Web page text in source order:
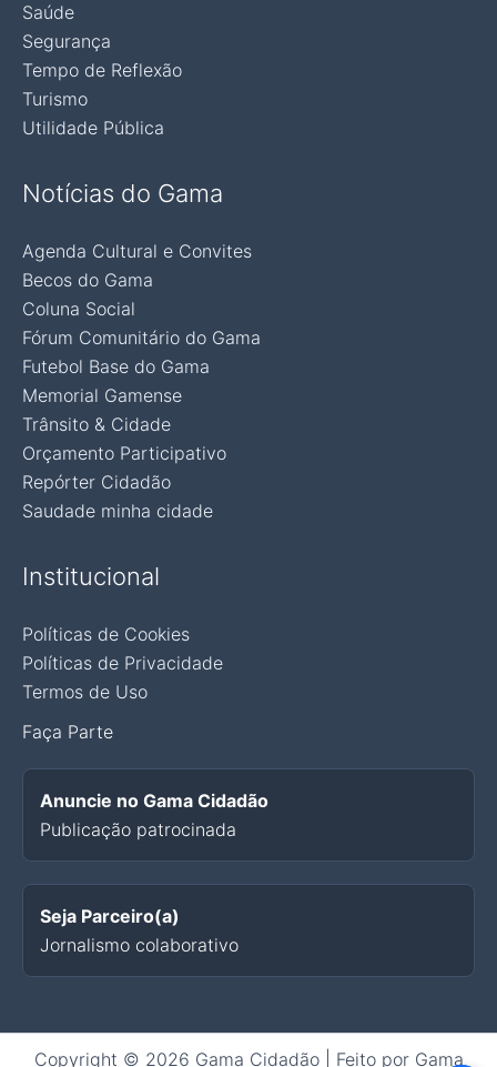
Saúde
Segurança
Tempo de Reflexão
Turismo
Utilidade Pública
Notícias do Gama
Agenda Cultural e Convites
Becos do Gama
Coluna Social
Fórum Comunitário do Gama
Futebol Base do Gama
Memorial Gamense
Trânsito & Cidade
Orçamento Participativo
Repórter Cidadão
Saudade minha cidade
Institucional
Políticas de Cookies
Políticas de Privacidade
Termos de Uso
Faça Parte
Anuncie no Gama Cidadão
Publicação patrocinada
Seja Parceiro(a)
Jornalismo colaborativo
Copyright © 2026 Gama Cidadão | Feito por Gama